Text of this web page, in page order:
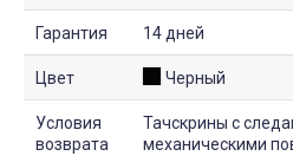
Гарантия 14 дней
Цвет Черный
Условия
возврата
Тачскрины с
механическими